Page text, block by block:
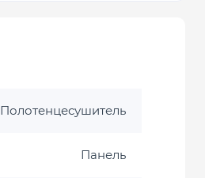
Полотенцесушитель
Панель